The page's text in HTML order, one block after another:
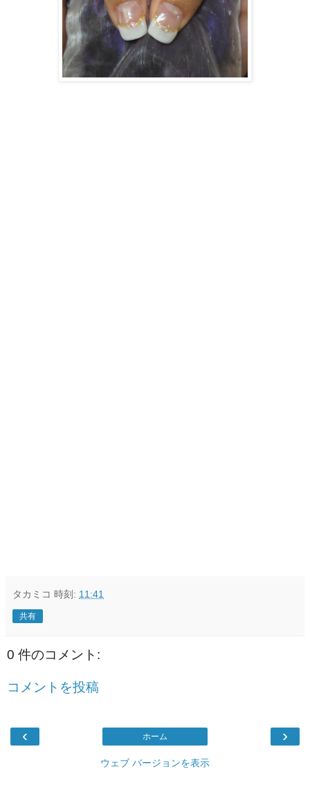
タカミコ 時刻: 11:41
共有
0 件のコメント:
コメントを投稿
‹ ›
ホーム
ウェブ バージョンを表示